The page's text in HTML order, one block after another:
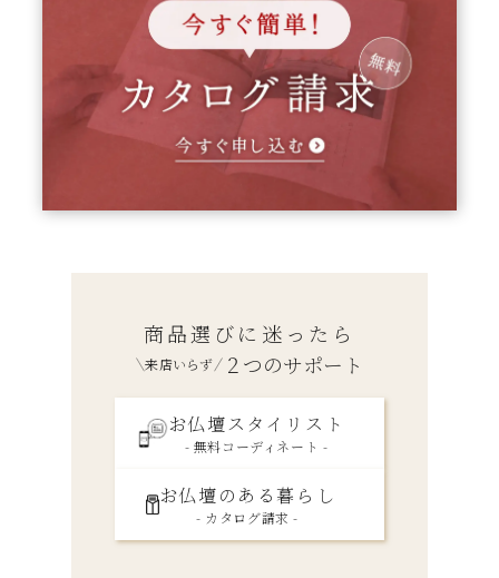
商品選びに迷ったら
来店いらず ２つのサポート
お仏壇スタイリスト
- 無料コーディネート -
お仏壇のある暮らし
- カタログ請求 -